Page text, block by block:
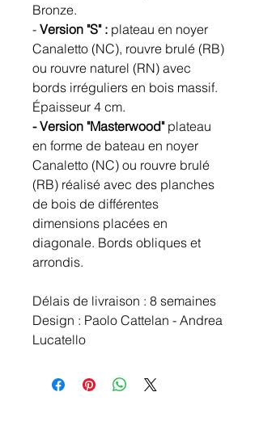
Bronze.
- Version "S" : plateau en noyer
Canaletto (NC), rouvre brulé (RB)
ou rouvre naturel (RN) avec
bords irréguliers en bois massif.
Épaisseur 4 cm.
- Version "Masterwood" plateau
en forme de bateau en noyer
Canaletto (NC) ou rouvre brulé
(RB) réalisé avec des planches
de bois de différentes
dimensions placées en
diagonale. Bords obliques et
arrondis.
Délais de livraison : 8 semaines
Design : Paolo Cattelan - Andrea
Lucatello